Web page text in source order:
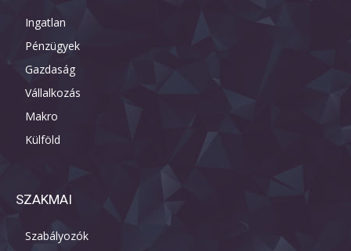
Ingatlan
Pénzügyek
Gazdaság
Vállalkozás
Makro
Külföld
SZAKMAI
Szabályozók